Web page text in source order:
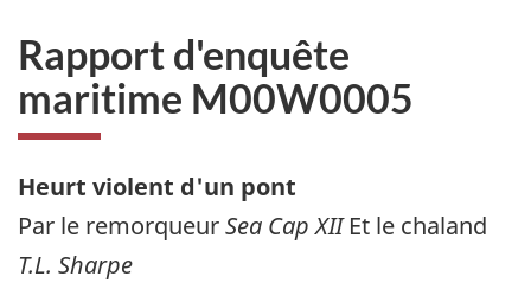
Rapport d'enquête
maritime M00W0005
Heurt violent d'un pont
Par le remorqueurSea Cap XIIEt le chaland
T.L. Sharpe